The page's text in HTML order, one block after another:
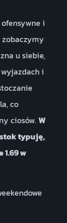
i
zobaczymy
u siebie,
i
co
ciosów.W
typuję,
w